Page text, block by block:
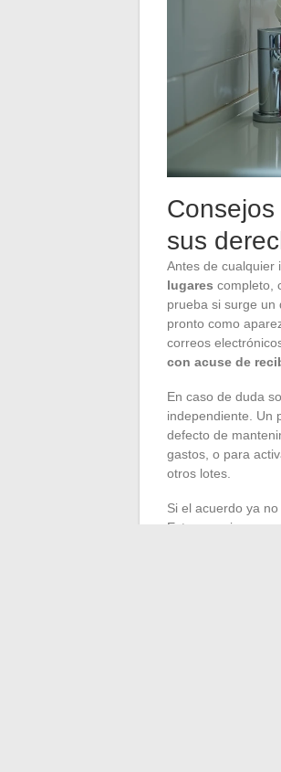
sus
Antes de cualquier
lugares completo,
prueba si surge un
pronto como
correos
con acuse de
En caso de duda
independiente. Un
defecto de
gastos, o para
otros lotes.
Si el acuerdo ya
Este organismo